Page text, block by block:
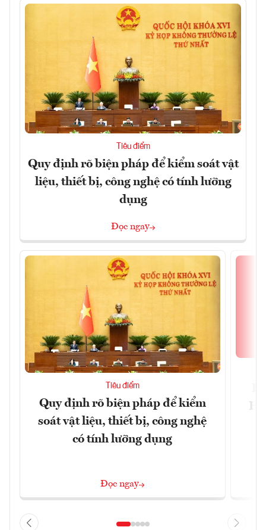
Tiêu điểm
Quy định rõ biện pháp để kiểm soát vật
liệu, thiết bị, công nghệ có tính lưỡng
dụng
Đọc ngay
Tiêu điểm
Quy định rõ biện pháp để kiểm
soát vật liệu, thiết bị, công nghệ
có tính lưỡng dụng
Đọc ngay